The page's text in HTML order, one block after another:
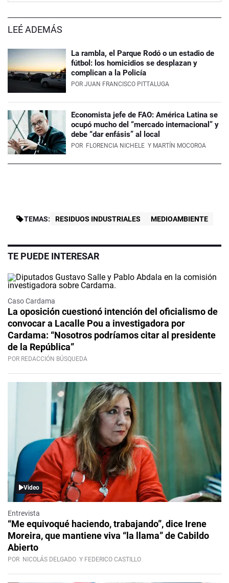
LEÉ ADEMÁS
La rambla, el Parque Rodó o un estadio de
fútbol: los homicidios se desplazan y
complican a la Policía
POR JUAN FRANCISCO PITTALUGA
Economista jefe de FAO: América Latina se
ocupó mucho del “mercado internacional” y
debe “dar enfásis” al local
POR FLORENCIA NICHELE Y MARTÍN MOCOROA
TEMAS: RESIDUOS INDUSTRIALES MEDIOAMBIENTE
TE PUEDE INTERESAR
Caso Cardama
La oposición cuestionó intención del oficialismo de
convocar a Lacalle Pou a investigadora por
Cardama: “Nosotros podríamos citar al presidente
de la República”
POR REDACCIÓN BÚSQUEDA
Video
Entrevista
“Me equivoqué haciendo, trabajando”, dice Irene
Moreira, que mantiene viva “la llama” de Cabildo
Abierto
POR NICOLÁS DELGADO Y FEDERICO CASTILLO